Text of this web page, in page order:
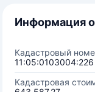
Информация
Кадастровый
11:05:0103004:226
Кадастровая